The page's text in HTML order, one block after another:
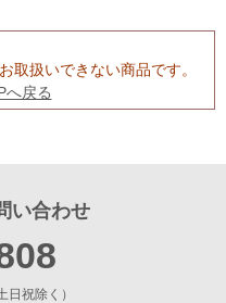
取扱いできない商品です。
へ戻る
い合わせ
祝除く）